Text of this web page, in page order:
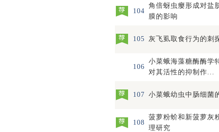
104
角倍蚜虫瘿形成对盐
膜的影响
105 灰飞虱取食行为的刺
106
小菜蛾海藻糖酶酶学
对其活性的抑制作...
107 小菜蛾幼虫中肠细菌
108
菠萝粉蚧和新菠萝灰
理研究